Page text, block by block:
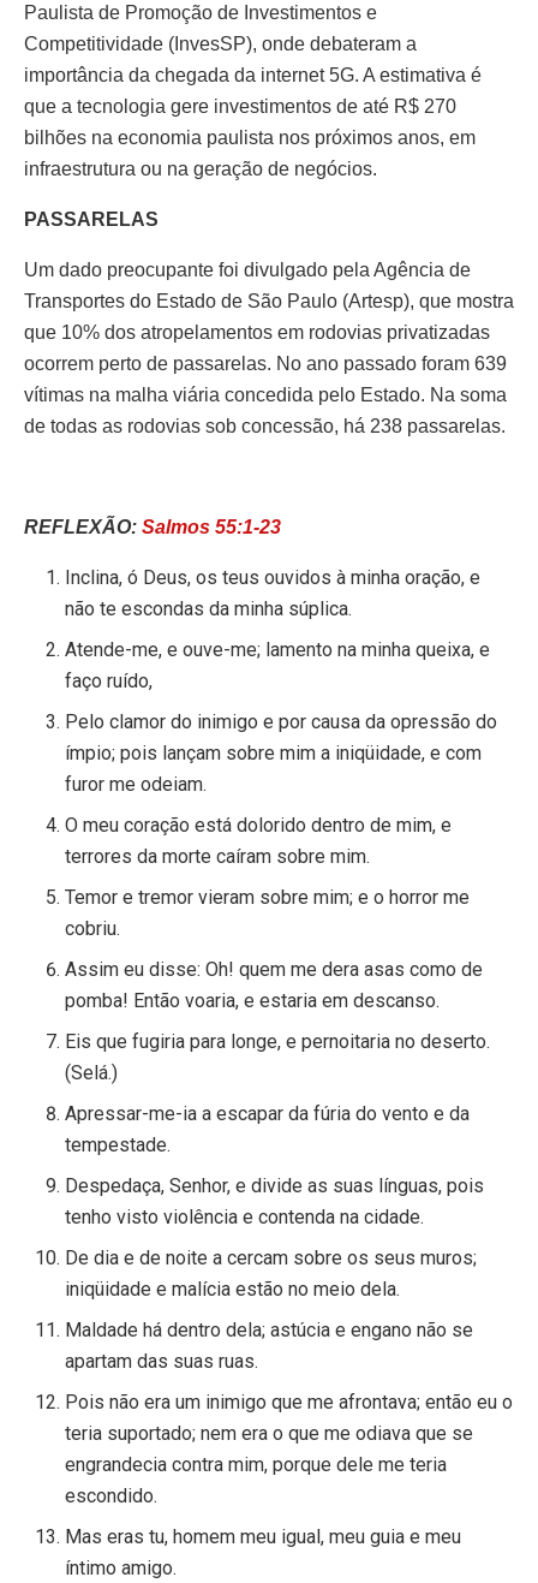
Paulista de Promoção de Investimentos e
Competitividade (InvesSP), onde debateram a
importância da chegada da internet 5G. A estimativa é
que a tecnologia gere investimentos de até R$ 270
bilhões na economia paulista nos próximos anos, em
infraestrutura ou na geração de negócios.
PASSARELAS
Um dado preocupante foi divulgado pela Agência de
Transportes do Estado de São Paulo (Artesp), que mostra
que 10% dos atropelamentos em rodovias privatizadas
ocorrem perto de passarelas. No ano passado foram 639
vítimas na malha viária concedida pelo Estado. Na soma
de todas as rodovias sob concessão, há 238 passarelas.
REFLEXÃO: Salmos 55:1-23
Inclina, ó Deus, os teus ouvidos à minha oração, e
não te escondas da minha súplica.
Atende-me, e ouve-me; lamento na minha queixa, e
faço ruído,
Pelo clamor do inimigo e por causa da opressão do
ímpio; pois lançam sobre mim a iniqüidade, e com
furor me odeiam.
O meu coração está dolorido dentro de mim, e
terrores da morte caíram sobre mim.
Temor e tremor vieram sobre mim; e o horror me
cobriu.
Assim eu disse: Oh! quem me dera asas como de
pomba! Então voaria, e estaria em descanso.
Eis que fugiria para longe, e pernoitaria no deserto.
(Selá.)
Apressar-me-ia a escapar da fúria do vento e da
tempestade.
Despedaça, Senhor, e divide as suas línguas, pois
tenho visto violência e contenda na cidade.
De dia e de noite a cercam sobre os seus muros;
iniqüidade e malícia estão no meio dela.
Maldade há dentro dela; astúcia e engano não se
apartam das suas ruas.
Pois não era um inimigo que me afrontava; então eu o
teria suportado; nem era o que me odiava que se
engrandecia contra mim, porque dele me teria
escondido.
Mas eras tu, homem meu igual, meu guia e meu
íntimo amigo.